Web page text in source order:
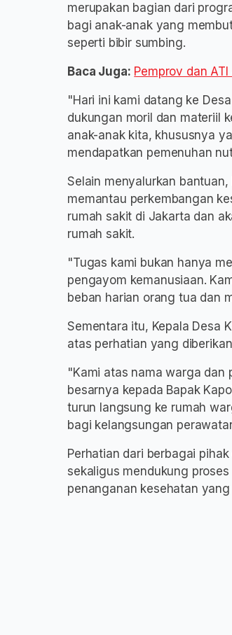
merupakan bagian dari
bagi anak-anak yang
seperti bibir sumbing.
Baca Juga: Pemprov dan
"Hari ini kami datang ke
dukungan moril dan materiil
anak-anak kita, khususnya
mendapatkan pemenuhan
Selain menyalurkan
memantau perkembangan
rumah sakit di Jakarta dan
rumah sakit.
"Tugas kami bukan hanya
pengayom kemanusiaan.
beban harian orang tua dan
Sementara itu, Kepala Desa
atas perhatian yang
"Kami atas nama warga dan
besarnya kepada Bapak
turun langsung ke rumah
bagi kelangsungan
Perhatian dari berbagai
sekaligus mendukung
penanganan kesehatan